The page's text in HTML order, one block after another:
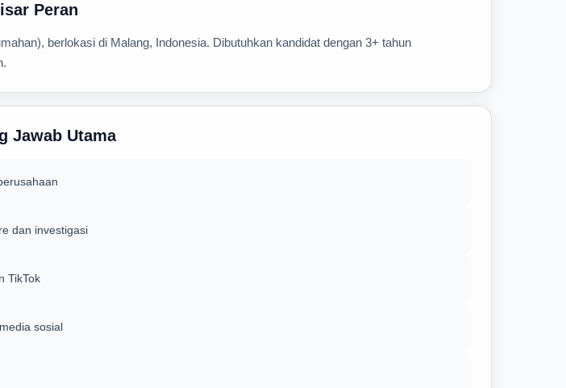
Peran
berlokasi di Malang, Indonesia. Dibutuhkan kandidat dengan 3+ tahun
Jawab Utama
dan investigasi
TikTok
sosial